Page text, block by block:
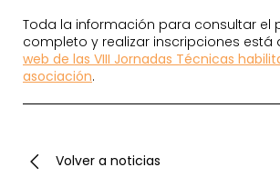
Toda la información para consultar el
completo y realizar inscripciones está
web de las VIII Jornadas Técnicas
asociación.
Volver a noticias